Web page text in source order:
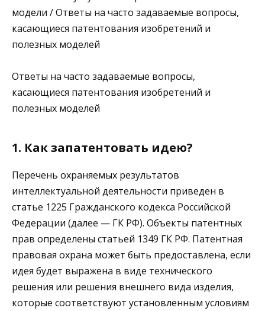
модели / Ответы на часто задаваемые вопросы,
касающиеся патентования изобретений и
полезных моделей
Ответы на часто задаваемые вопросы,
касающиеся патентования изобретений и
полезных моделей
1. Как запатентовать идею?
Перечень охраняемых результатов
интеллектуальной деятельности приведен в
статье 1225 Гражданского кодекса Российской
Федерации (далее — ГК РФ). Объекты патентных
прав определены статьей 1349 ГК РФ. Патентная
правовая охрана может быть предоставлена, если
идея будет выражена в виде технического
решения или решения внешнего вида изделия,
которые соответствуют установленным условиям